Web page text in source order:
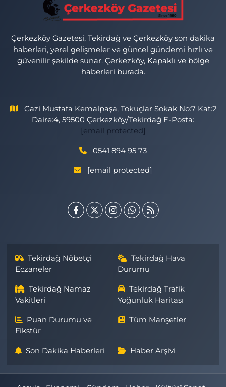
Çerkezköy Gazetesi, Tekirdağ ve Çerkezköy son dakika
haberleri, yerel gelişmeler ve güncel gündemi hızlı ve
güvenilir şekilde sunar. Çerkezköy, Kapaklı ve bölge
haberleri burada.
Gazi Mustafa Kemalpaşa, Tokuçlar Sokak No:7 Kat:2
Daire:4, 59500 Çerkezköy/Tekirdağ E-Posta:
[email protected]
0541 894 95 73
[email protected]
Tekirdağ Nöbetçi
Eczaneler
Tekirdağ Hava
Durumu
Tekirdağ Namaz
Vakitleri
Tekirdağ Trafik
Yoğunluk Haritası
Puan Durumu ve
Fikstür
Tüm Manşetler
Son Dakika Haberleri Haber Arşivi